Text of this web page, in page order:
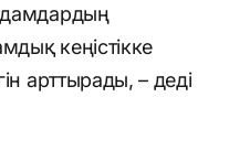
кеңістікке
арттырады, – деді